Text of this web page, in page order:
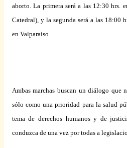
aborto. La primera será a las 12:30 hrs.
Catedral), y la segunda será a las 18:00
en Valparaíso.
Ambas marchas buscan un diálogo que
sólo como una prioridad para la salud
tema de derechos humanos y de
conduzca de una vez por todas a